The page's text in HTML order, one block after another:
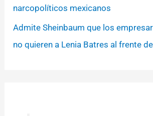
narcopolíticos mexicanos
Admite Sheinbaum que los
no quieren a Lenia Batres al frente